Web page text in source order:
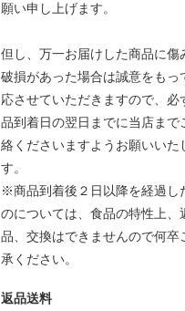
願い申し上げます。
但し、万一お届けした商品に傷
破損があった場合は誠意をもっ
応させていただきますので、必
品到着日の翌日までに当店まで
絡くださいますようお願いいた
す。
※商品到着後２日以降を経過し
のについては、食品の特性上、
品、交換はできませんので何卒
承ください。
返品送料